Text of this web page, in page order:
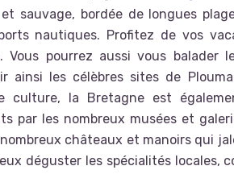
sauvage, bordée de longues
nautiques. Profitez de vos
pourrez aussi vous balader
ainsi les célèbres sites de
culture, la Bretagne est
par les nombreux musées et
châteaux et manoirs qui
déguster les spécialités locales,